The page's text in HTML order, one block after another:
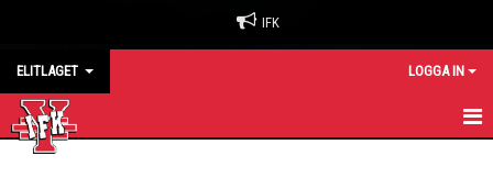
IFK
ELITLAGET LOGGA IN